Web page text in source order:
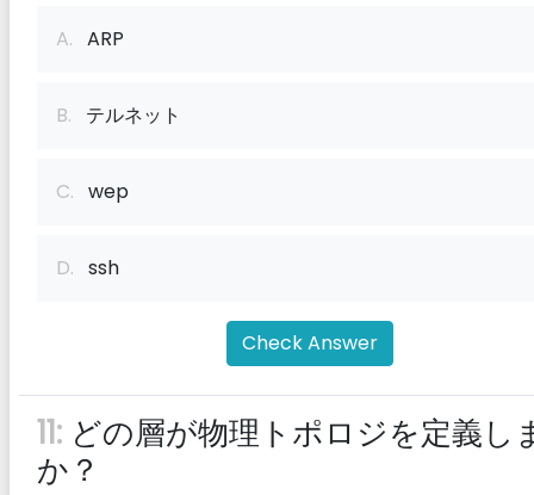
A. ARP
B. テルネット
C. wep
D. ssh
Check Answer
11: どの層が物理トポロジを定義し
か？